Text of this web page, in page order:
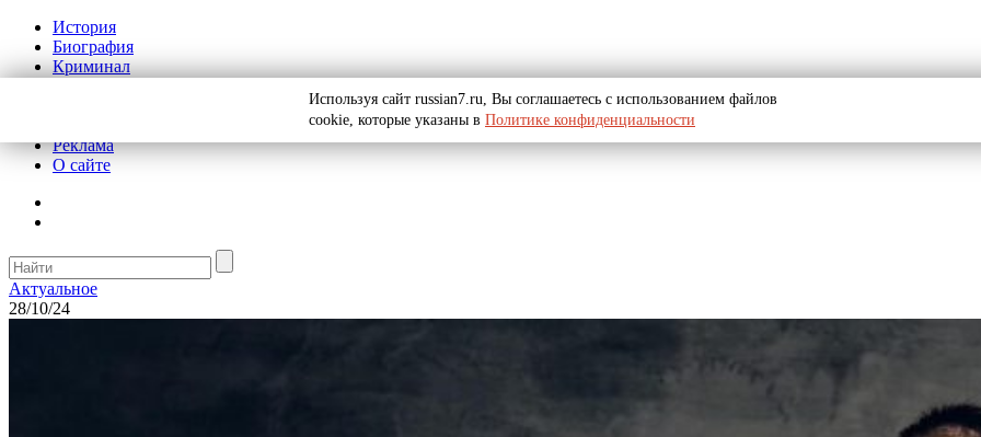
История
Биография
Криминал
Реклама
О сайте
Актуальное
28/10/24
Используя сайт russian7.ru, Вы соглашаетесь с использованием файлов
cookie, которые указаны в Политике конфиденциальности